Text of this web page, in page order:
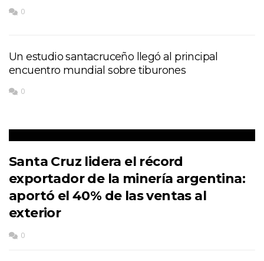
0
Un estudio santacruceño llegó al principal
encuentro mundial sobre tiburones
0
Santa Cruz lidera el récord
exportador de la minería argentina:
aportó el 40% de las ventas al
exterior
0